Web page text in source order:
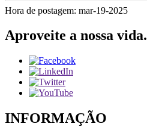
Hora de postagem: mar-19-2025
Aproveite a nossa vida.
INFORMAÇÃO